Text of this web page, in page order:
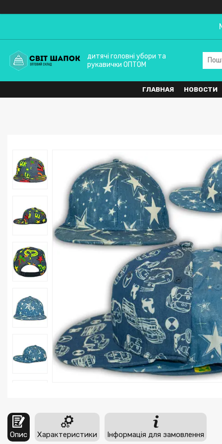
дитячі головні убори та
рукавички ОПТОМ
ГЛАВНАЯ НОВОСТИ
Опис Характеристики Інформація для замовлення